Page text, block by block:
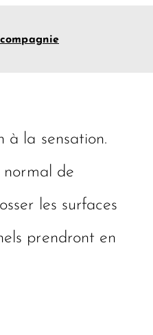
à la sensation.
de
les surfaces
prendront en